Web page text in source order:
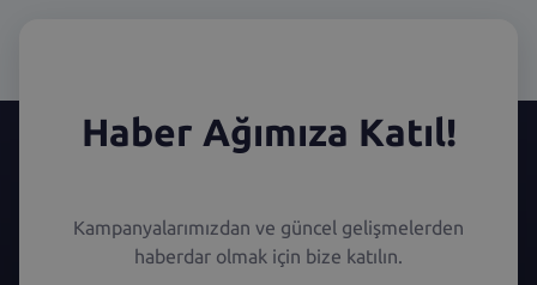
Haber Ağımıza Katıl!
Kampanyalarımızdan ve güncel gelişmelerden
haberdar olmak için bize katılın.